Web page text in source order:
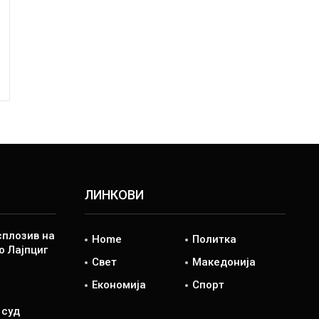
на
Лајпциг
ЛИНКОВИ
Home
Политка
Свет
Македонија
Економија
Спорт